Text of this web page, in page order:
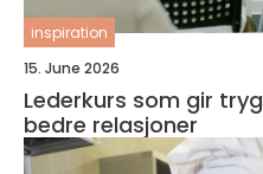
inspiration
15. June 2026
Lederkurs som gir
bedre relasjoner